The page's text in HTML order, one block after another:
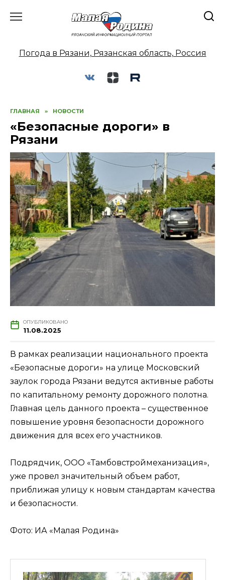
Погода в Рязани, Рязанская область, Россия
ГЛАВНАЯ » НОВОСТИ
«Безопасные дороги» в
Рязани
ОПУБЛИКОВАНО
11.08.2025
В рамках реализации национального проекта
«Безопасные дороги» на улице Московский
заулок города Рязани ведутся активные работы
по капитальному ремонту дорожного полотна.
Главная цель данного проекта – существенное
повышение уровня безопасности дорожного
движения для всех его участников.
Подрядчик, ООО «Тамбовстроймеханизация»,
уже провел значительный объем работ,
приближая улицу к новым стандартам качества
и безопасности.
Фото: ИА «Малая Родина»